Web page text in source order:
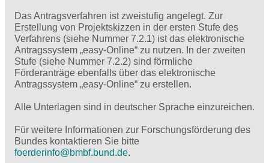
Das Antragsverfahren ist zweistufig angelegt. Zur
Erstellung von Projektskizzen in der ersten Stufe des
Verfahrens (siehe Nummer 7.2.1) ist das elektronische
Antragssystem „easy-Online“ zu nutzen. In der zweiten
Stufe (siehe Nummer 7.2.2) sind förmliche
Förderanträge ebenfalls über das elektronische
Antragssystem „easy-Online“ zu erstellen.
Alle Unterlagen sind in deutscher Sprache einzureichen.
Für weitere Informationen zur Forschungsförderung des
Bundes kontaktieren Sie bitte
foerderinfo@bmbf.bund.de.